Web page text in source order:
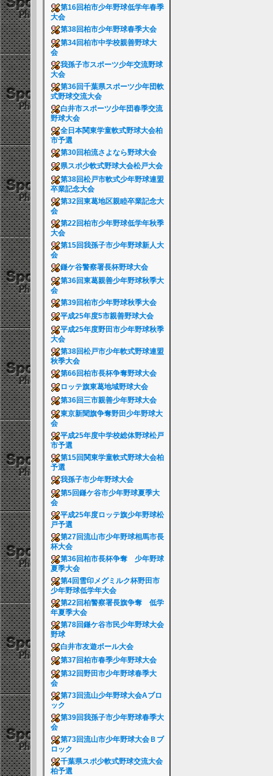
第16回柏市少年野球低学年春季
大会
第38回柏市少年野球春季大会
第34回柏市中学校親善野球大
会
我孫子市スポーツ少年交流野球
大会
第36回千葉県スポーツ少年団軟
式野球交流大会
白井市スポーツ少年団春季交流
野球大会
全日本関東学童軟式野球大会柏
市予選
第30回柏流さよなら野球大会
県スポ少軟式野球大会松戸大会
第38回松戸市軟式少年野球連盟
卒業記念大会
第32回東葛地区親睦卒業記念大
会
第22回柏市少年野球低学年秋季
大会
第15回我孫子市少年野球新人大
会
鎌ケ谷警察署長杯野球大会
第36回東葛親善少年野球秋季大
会
第39回柏市少年野球秋季大会
平成25年度5市親善野球大会
平成25年度野田市少年野球秋季
大会
第38回松戸市少年軟式野球連盟
秋季大会
第66回柏市長杯争奪野球大会
ロッテ旗東葛地域野球大会
第36回三市親善少年野球大会
東京新聞旗争奪野田少年野球大
会
平成25年度中学校総体野球松戸
市予選
第15回関東学童軟式野球大会柏
予選
我孫子市少年野球大会
第5回鎌ケ谷市少年野球夏季大
会
平成25年度ロッテ旗少年野球松
戸予選
第27回流山市少年野球相馬市長
杯大会
第36回柏市長杯争奪 少年野球
夏季大会
第4回雪印メグミルク杯野田市
少年野球低学年大会
第22回柏警察署長旗争奪 低学
年夏季大会
第78回鎌ケ谷市民少年野球大会
野球
白井市友遊ボール大会
第37回柏市春季少年野球大会
第32回野田市少年野球春季大
会
第73回流山少年野球大会Aブロ
ック
第39回我孫子市少年野球春季大
会
第73回流山市少年野球大会Ｂブ
ロック
千葉県スポ少軟式野球交流大会
柏予選